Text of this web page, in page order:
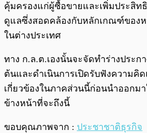
คุ้มครองแก่ผู้ซื้อขายและเพิ่มประสิท
ดูแลซึ่งสอดคล้องกับหลักเกณฑ์ของ
ในต่างประเทศ
ทาง ก.ล.ต.เองนั้นจะจัดทำร่างประก
ต้นและดำเนินการเปิดรับฟังความคิ
เกี่ยวข้องในภาคส่วนนี้ก่อนนำออกม
ข้างหน้าที่จะถึงนี้
ขอบคุณภาพจาก : ประชาชาติธุรกิจ